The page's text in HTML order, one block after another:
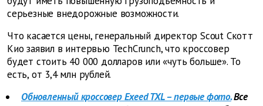
серьезные внедорожные возможности.
Что касается цены, генеральный директор Scout Скотт
Кио заявил в интервью TechCrunch, что кроссовер
будет стоить 40 000 долларов или «чуть больше». То
есть, от 3,4 млн рублей.
Обновленный кроссовер Exeed TXL – первые фото.Все